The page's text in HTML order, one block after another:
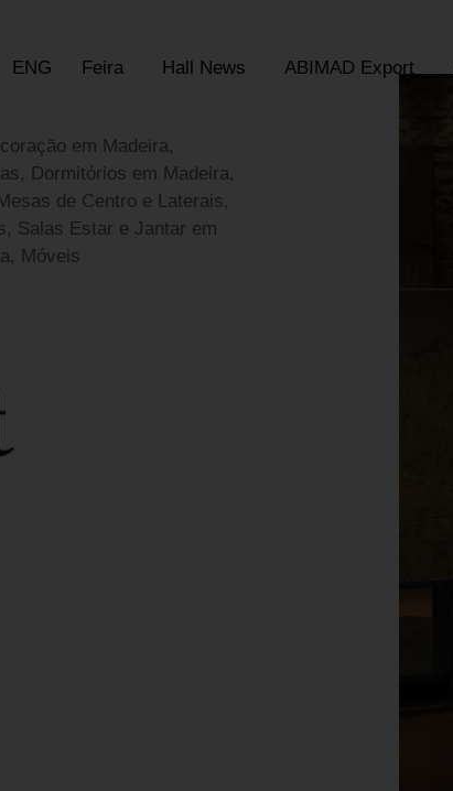
ENG Feira Hall News ABIMAD Export
em Madeira,
Dormitórios em Madeira,
de Centro e Laterais,
Salas Estar e Jantar em
Móveis